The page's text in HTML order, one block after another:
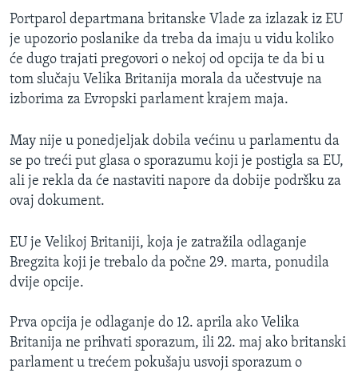
Portparol departmana britanske Vlade za izlazak iz EU
je upozorio poslanike da treba da imaju u vidu koliko
će dugo trajati pregovori o nekoj od opcija te da bi u
tom slučaju Velika Britanija morala da učestvuje na
izborima za Evropski parlament krajem maja.
May nije u ponedjeljak dobila većinu u parlamentu da
se po treći put glasa o sporazumu koji je postigla sa EU,
ali je rekla da će nastaviti napore da dobije podršku za
ovaj dokument.
EU je Velikoj Britaniji, koja je zatražila odlaganje
Bregzita koji je trebalo da počne 29. marta, ponudila
dvije opcije.
Prva opcija je odlaganje do 12. aprila ako Velika
Britanija ne prihvati sporazum, ili 22. maj ako britanski
parlament u trećem pokušaju usvoji sporazum o